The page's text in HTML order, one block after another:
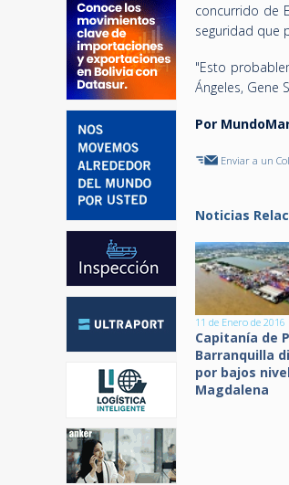
concurrido de
seguridad que
"Esto
Ángeles, Gene
Por
Enviar a un
Noticias
11 de Enero de 2016
Capitanía de
Barranquilla
por bajos
Magdalena